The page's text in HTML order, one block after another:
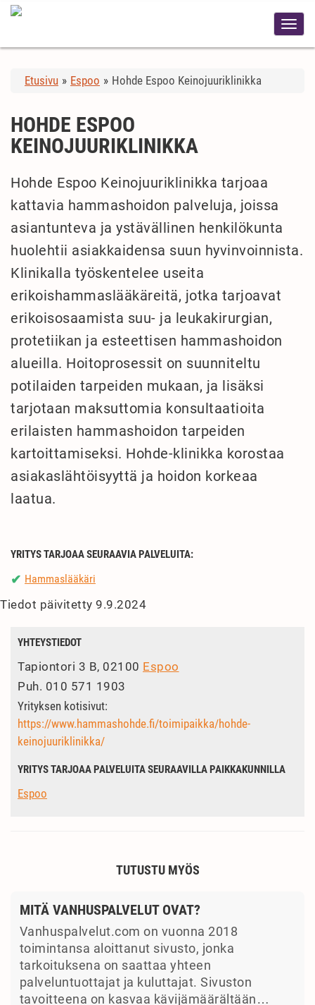
Etusivu » Espoo » Hohde Espoo Keinojuuriklinikka
HOHDE ESPOO
KEINOJUURIKLINIKKA
Hohde Espoo Keinojuuriklinikka tarjoaa
kattavia hammashoidon palveluja, joissa
asiantunteva ja ystävällinen henkilökunta
huolehtii asiakkaidensa suun hyvinvoinnista.
Klinikalla työskentelee useita
erikoishammaslääkäreitä, jotka tarjoavat
erikoisosaamista suu- ja leukakirurgian,
protetiikan ja esteettisen hammashoidon
alueilla. Hoitoprosessit on suunniteltu
potilaiden tarpeiden mukaan, ja lisäksi
tarjotaan maksuttomia konsultaatioita
erilaisten hammashoidon tarpeiden
kartoittamiseksi. Hohde-klinikka korostaa
asiakaslähtöisyyttä ja hoidon korkeaa
laatua.
YRITYS TARJOAA SEURAAVIA PALVELUITA:
✔ Hammaslääkäri
Tiedot päivitetty 9.9.2024
YHTEYSTIEDOT
Tapiontori 3 B, 02100 Espoo
Puh. 010 571 1903
Yrityksen kotisivut:
https://www.hammashohde.fi/toimipaikka/hohde-
keinojuuriklinikka/
YRITYS TARJOAA PALVELUITA SEURAAVILLA PAIKKAKUNNILLA
Espoo
TUTUSTU MYÖS
MITÄ VANHUSPALVELUT OVAT?
Vanhuspalvelut.com on vuonna 2018
toimintansa aloittanut sivusto, jonka
tarkoituksena on saattaa yhteen
palveluntuottajat ja kuluttajat. Sivuston
tavoitteena on kasvaa kävijämäärältään…